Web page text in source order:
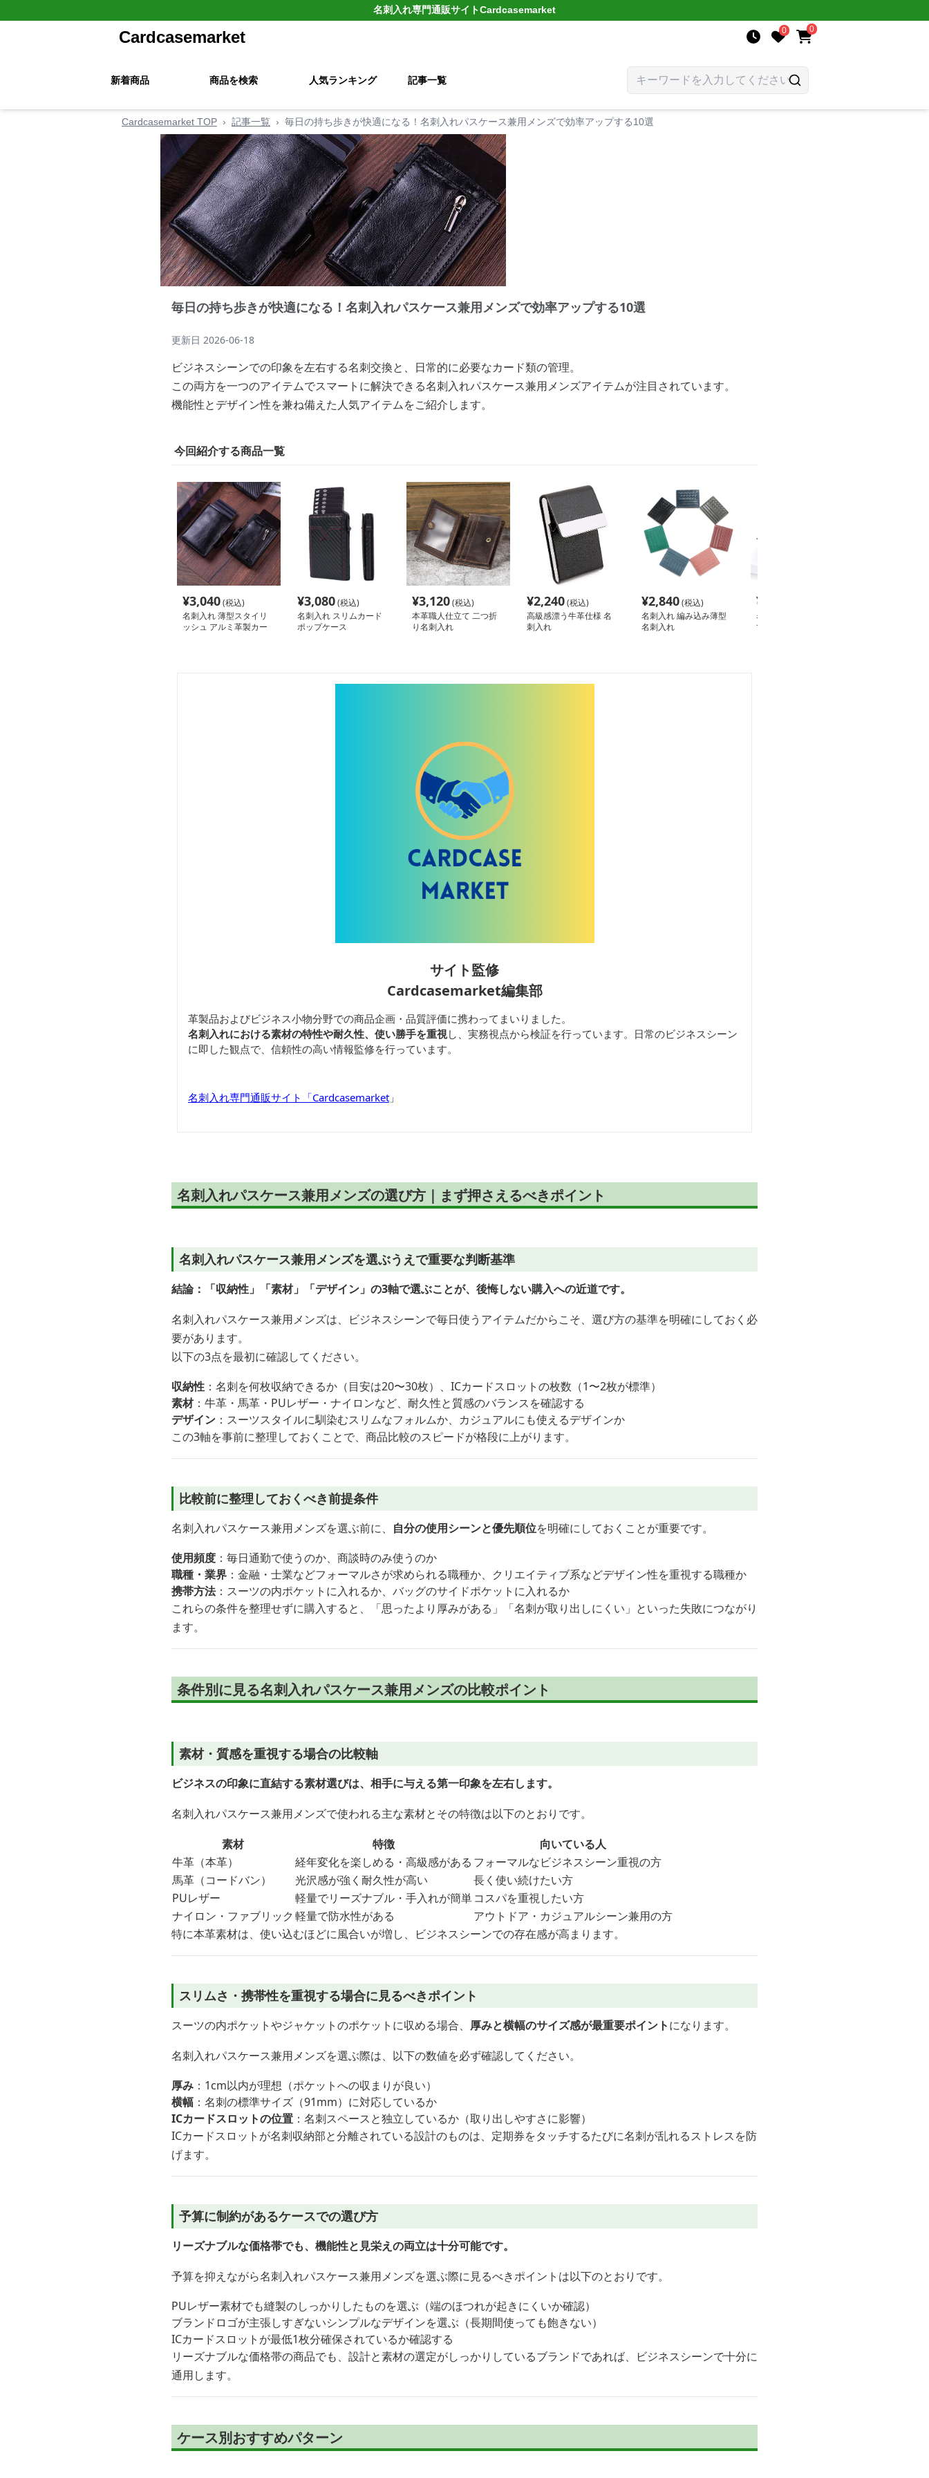
名刺入れ専門通販サイトCardcasemarket
Cardcasemarket 0 0
新着商品 商品を検索 人気ランキング 記事一覧
Cardcasemarket TOP › 記事一覧 › 毎日の持ち歩きが快適になる！名刺入れパスケース兼用メンズで効率アップする10選
毎日の持ち歩きが快適になる！名刺入れパスケース兼用メンズで効率アップする10選
更新日 2026-06-18
ビジネスシーンでの印象を左右する名刺交換と、日常的に必要なカード類の管理。
この両方を一つのアイテムでスマートに解決できる名刺入れパスケース兼用メンズアイテムが注目されています。
機能性とデザイン性を兼ね備えた人気アイテムをご紹介します。
今回紹介する商品一覧
¥3,040(税込)
名刺入れ 薄型スタイリ
ッシュ アルミ革製カー
¥3,080(税込)
名刺入れ スリムカード
ポップケース
¥3,120(税込)
本革職人仕立て 二つ折
り名刺入れ
¥2,240(税込)
高級感漂う牛革仕様 名
刺入れ
¥2,840(税込)
名刺入れ 編み込み薄型
名刺入れ
¥
名刺入れ 本革職人仕立
て名刺入れ
サイト監修
Cardcasemarket編集部
革製品およびビジネス小物分野での商品企画・品質評価に携わってまいりました。
名刺入れにおける素材の特性や耐久性、使い勝手を重視し、実務視点から検証を行っています。日常のビジネスシーン
に即した観点で、信頼性の高い情報監修を行っています。
名刺入れ専門通販サイト「Cardcasemarket 」
名刺入れパスケース兼用メンズの選び方｜まず押さえるべきポイント
名刺入れパスケース兼用メンズを選ぶうえで重要な判断基準
結論：「収納性」「素材」「デザイン」の3軸で選ぶことが、後悔しない購入への近道です。
名刺入れパスケース兼用メンズは、ビジネスシーンで毎日使うアイテムだからこそ、選び方の基準を明確にしておく必
要があります。
以下の3点を最初に確認してください。
収納性 ：名刺を何枚収納できるか（目安は20〜30枚）、ICカードスロットの枚数（1〜2枚が標準）
素材：牛革・馬革・PUレザー・ナイロンなど、耐久性と質感のバランスを確認する
デザイン ：スーツスタイルに馴染むスリムなフォルムか、カジュアルにも使えるデザインか
この3軸を事前に整理しておくことで、商品比較のスピードが格段に上がります。
比較前に整理しておくべき前提条件
名刺入れパスケース兼用メンズを選ぶ前に、 自分の使用シーンと優先順位を明確にしておくことが重要です。
使用頻度 ：毎日通勤で使うのか、商談時のみ使うのか
職種・業界 ：金融・士業などフォーマルさが求められる職種か、クリエイティブ系などデザイン性を重視する職種か
携帯方法：スーツの内ポケットに入れるか、バッグのサイドポケットに入れるか
これらの条件を整理せずに購入すると、「思ったより厚みがある」「名刺が取り出しにくい」といった失敗につながり
ます。
条件別に見る名刺入れパスケース兼用メンズの比較ポイント
素材・質感を重視する場合の比較軸
ビジネスの印象に直結する素材選びは、相手に与える第一印象を左右します。
名刺入れパスケース兼用メンズで使われる主な素材とその特徴は以下のとおりです。
素材
特徴
向いている人
牛革（本革）
経年変化を楽しめる・高級感がある フォーマルなビジネスシーン重視の方
馬革（コードバン）
光沢感が強く耐久性が高い
長く使い続けたい方
PUレザー
軽量でリーズナブル・手入れが簡単コスパを重視したい方
ナイロン・ファブリック 軽量で防水性がある
アウトドア・カジュアルシーン兼用の方
特に本革素材は、使い込むほどに風合いが増し、ビジネスシーンでの存在感が高まります。
スリムさ・携帯性を重視する場合に見るべきポイント
スーツの内ポケットやジャケットのポケットに収める場合、 厚みと横幅のサイズ感が最重要ポイントになります。
名刺入れパスケース兼用メンズを選ぶ際は、以下の数値を必ず確認してください。
厚み ：1cm以内が理想（ポケットへの収まりが良い）
横幅 ：名刺の標準サイズ（91mm）に対応しているか
ICカードスロットの位置 ：名刺スペースと独立しているか（取り出しやすさに影響）
ICカードスロットが名刺収納部と分離されている設計のものは、定期券をタッチするたびに名刺が乱れるストレスを防
げます。
予算に制約があるケースでの選び方
リーズナブルな価格帯でも、機能性と見栄えの両立は十分可能です。
予算を抑えながら名刺入れパスケース兼用メンズを選ぶ際に見るべきポイントは以下のとおりです。
PUレザー素材でも縫製のしっかりしたものを選ぶ（端のほつれが起きにくいか確認）
ブランドロゴが主張しすぎないシンプルなデザインを選ぶ（長期間使っても飽きない）
ICカードスロットが最低1枚分確保されているか確認する
リーズナブルな価格帯の商品でも、設計と素材の選定がしっかりしているブランドであれば、ビジネスシーンで十分に
通用します。
ケース別おすすめパターン